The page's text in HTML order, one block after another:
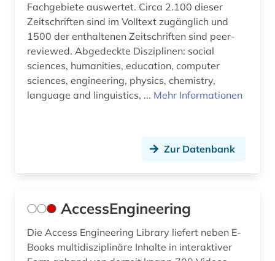
beton (3)
betonbau (1)
betriebsführung (1)
betriebsorganisation (1)
bgvr (1)
bibliografie (17)
Fachgebiete auswertet. Circa 2.100 dieser
Zeitschriften sind im Volltext zugänglich und
1500 der enthaltenen Zeitschriften sind peer-
reviewed. Abgedeckte Disziplinen: social
sciences, humanities, education, computer
sciences, engineering, physics, chemistry,
language and linguistics, ... Mehr Informationen
Zur Datenbank
AccessEngineering
Die Access Engineering Library liefert neben E-
Books multidisziplinäre Inhalte in interaktiver